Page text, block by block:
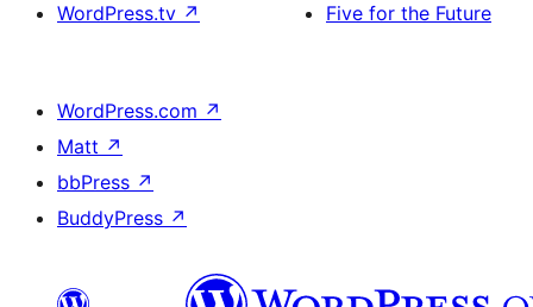
WordPress.tv ↗
Five for the Future
WordPress.com ↗
Matt ↗
bbPress ↗
BuddyPress ↗